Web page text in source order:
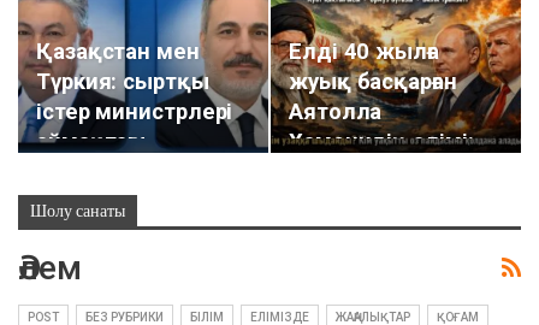
Қазақстан мен
Түркия: сыртқы
істер министрлері
аймақтағы
Елді 40 жылға
жуық басқарған
Аятолла
Хаменидің өлімі:
Шолу санаты
Әлем
POST БЕЗ РУБРИКИ БІЛІМ ЕЛІМІЗДЕ ЖАҢАЛЫҚТАР ҚОҒАМ